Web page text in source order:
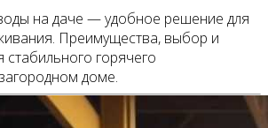
на даче — удобное решение для
Преимущества, выбор и
стабильного горячего
доме.